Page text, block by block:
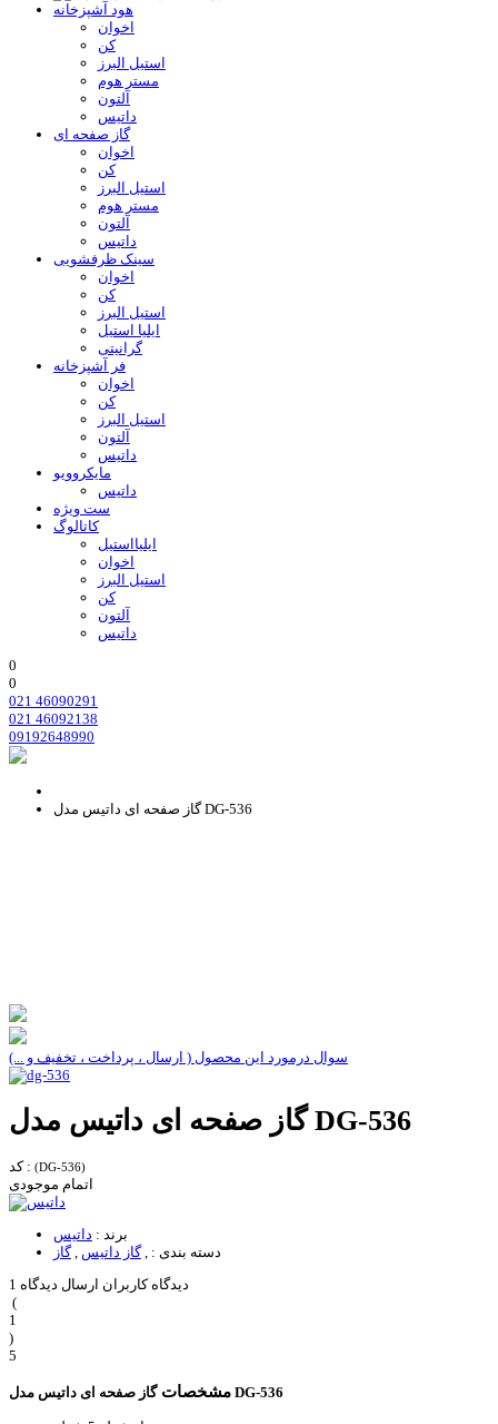
هود آشپزخانه
اخوان
کن
استیل البرز
مستر هوم
آلتون
داتیس
گاز صفحه ای
اخوان
کن
استیل البرز
مستر هوم
آلتون
داتیس
سینک ظرفشویی
اخوان
کن
استیل البرز
ایلیا استیل
گرانیتی
فر آشپزخانه
اخوان
کن
استیل البرز
آلتون
داتیس
مایکروویو
داتیس
ست ویژه
کاتالوگ
ایلیااستیل
اخوان
استیل البرز
کن
آلتون
داتیس
0
0
021 46090291
021 46092138
09192648990
گاز صفحه ای داتیس مدل DG-536
سوال درمورد این محصول ( ارسال ، پرداخت ، تخفیف و ...)
گاز صفحه ای داتیس مدل DG-536
کد : (DG-536)
اتمام موجودی
برند : داتیس
دسته بندی : ,گاز داتیس ,گاز
1 دیدگاه کاربران ارسال دیدگاه
(
1
)
5
مشخصات گاز صفحه ای داتیس مدل DG-536